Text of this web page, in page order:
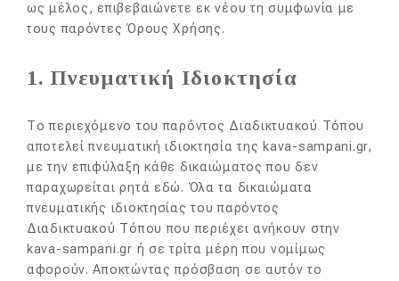
ως μέλος, επιβεβαιώνετε εκ νέου τη συμφωνία με
τους παρόντες Όρους Χρήσης.
1. Πνευματική Ιδιοκτησία
Το περιεχόμενο του παρόντος Διαδικτυακού Τόπου
αποτελεί πνευματική ιδιοκτησία της kava-sampani.gr,
με την επιφύλαξη κάθε δικαιώματος που δεν
παραχωρείται ρητά εδώ. Όλα τα δικαιώματα
πνευματικής ιδιοκτησίας του παρόντος
Διαδικτυακού Τόπου που περιέχει ανήκουν στην
kava-sampani.gr ή σε τρίτα μέρη που νομίμως
αφορούν. Αποκτώντας πρόσβαση σε αυτόν το